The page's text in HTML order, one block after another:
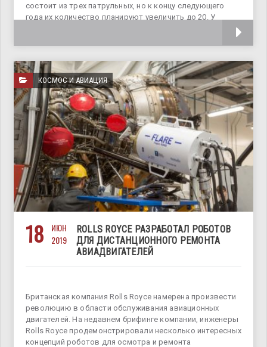
состоит из трех патрульных, но к концу следующего
года их количество планируют увеличить до 20. У
КОСМОС И АВИАЦИЯ
18
ИЮН
2019
ROLLS ROYCE РАЗРАБОТАЛ РОБОТОВ
ДЛЯ ДИСТАНЦИОННОГО РЕМОНТА
АВИАДВИГАТЕЛЕЙ
Британская компания Rolls Royce намерена произвести
революцию в области обслуживания авиационных
двигателей. На недавнем брифинге компании, инженеры
Rolls Royce продемонстрировали несколько интересных
концепций роботов для осмотра и ремонта